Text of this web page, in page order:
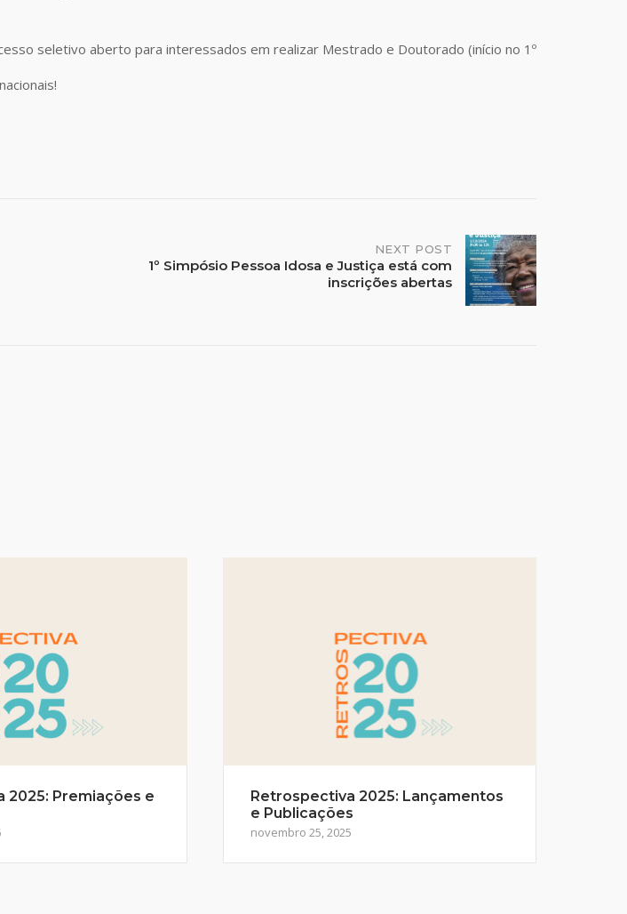
seletivo aberto para interessados em realizar Mestrado e Doutorado (início no 1º
NEXT POST
1º Simpósio Pessoa Idosa e Justiça está com
inscrições abertas
2025: Premiações e
Retrospectiva 2025: Lançamentos
e Publicações
novembro 25, 2025